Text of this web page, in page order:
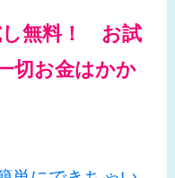
し無料！ お試
切お金はかか